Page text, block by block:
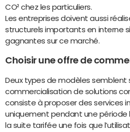
CO² chez les particuliers.
Les entreprises doivent aussi
structurels importants en interne
gagnantes sur ce marché.
Choisir une offre de
Deux types de modèles semblent
commercialisation de solutions
consiste à proposer des services
uniquement pendant une période
la suite tarifée une fois que